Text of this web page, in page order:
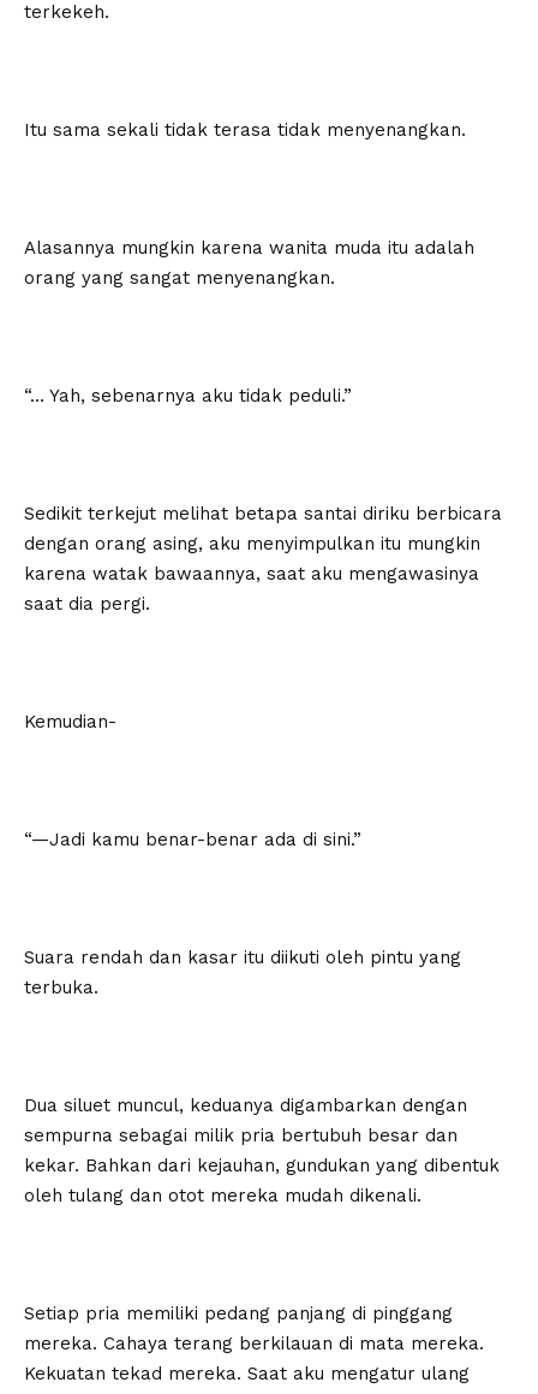
terkekeh.
Itu sama sekali tidak terasa tidak menyenangkan.
Alasannya mungkin karena wanita muda itu adalah
orang yang sangat menyenangkan.
“… Yah, sebenarnya aku tidak peduli.”
Sedikit terkejut melihat betapa santai diriku berbicara
dengan orang asing, aku menyimpulkan itu mungkin
karena watak bawaannya, saat aku mengawasinya
saat dia pergi.
Kemudian-
“—Jadi kamu benar-benar ada di sini.”
Suara rendah dan kasar itu diikuti oleh pintu yang
terbuka.
Dua siluet muncul, keduanya digambarkan dengan
sempurna sebagai milik pria bertubuh besar dan
kekar. Bahkan dari kejauhan, gundukan yang dibentuk
oleh tulang dan otot mereka mudah dikenali.
Setiap pria memiliki pedang panjang di pinggang
mereka. Cahaya terang berkilauan di mata mereka.
Kekuatan tekad mereka. Saat aku mengatur ulang